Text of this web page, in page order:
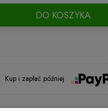
DO KOSZYKA
Kup i zapłać później